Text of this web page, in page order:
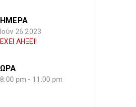
ΗΜΕΡΑ
Ιούν 26 2023
ΕΧΕΙ ΛΗΞΕΙ!
ΩΡΑ
8:00 pm - 11:00 pm